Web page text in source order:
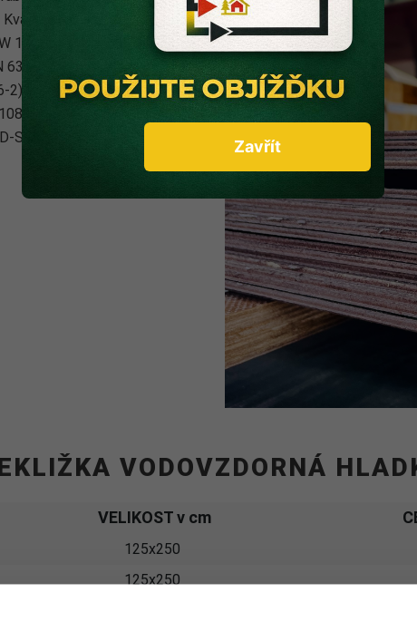
lepení splňuje
100). Překližky jsou
3). Výrobek lze použít
2). Desky jsou zařazeny do
toto zařazení
S2, d0.
VODOVZDORNÁ
VELIKOST v cm
125x250
125x250
Zavřít